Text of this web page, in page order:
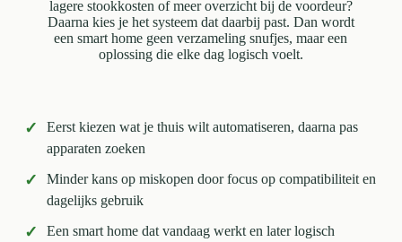
lagere stookkosten of meer overzicht bij de voordeur?
Daarna kies je het systeem dat daarbij past. Dan wordt
een smart home geen verzameling snufjes, maar een
oplossing die elke dag logisch voelt.
✓
Eerst kiezen wat je thuis wilt automatiseren, daarna pas
apparaten zoeken
✓
Minder kans op miskopen door focus op compatibiliteit en
dagelijks gebruik
✓
Een smart home dat vandaag werkt en later logisch